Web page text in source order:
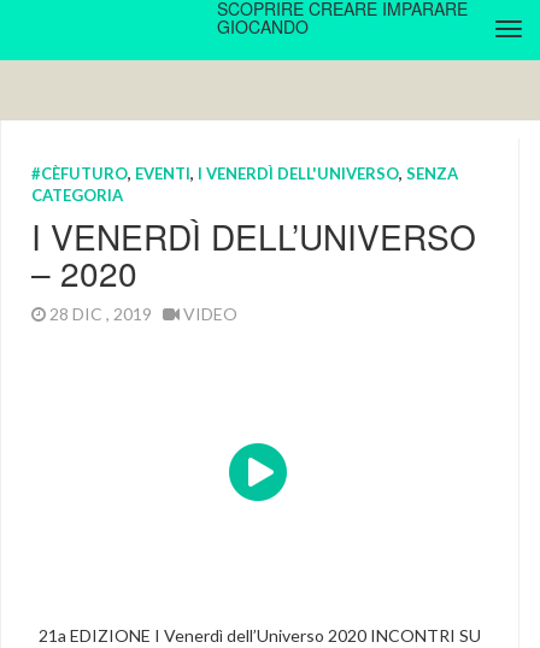
SCOPRIRE CREARE IMPARARE
GIOCANDO
#CÈFUTURO, EVENTI, I VENERDÌ DELL'UNIVERSO, SENZA
CATEGORIA
I VENERDÌ DELL’UNIVERSO
– 2020
28 DIC , 2019 VIDEO
21a EDIZIONE I Venerdì dell’Universo 2020 INCONTRI SU